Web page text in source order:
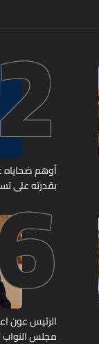
أوهم ضحاياه
بقدرته على
الرئيس عون
مجلس النواب